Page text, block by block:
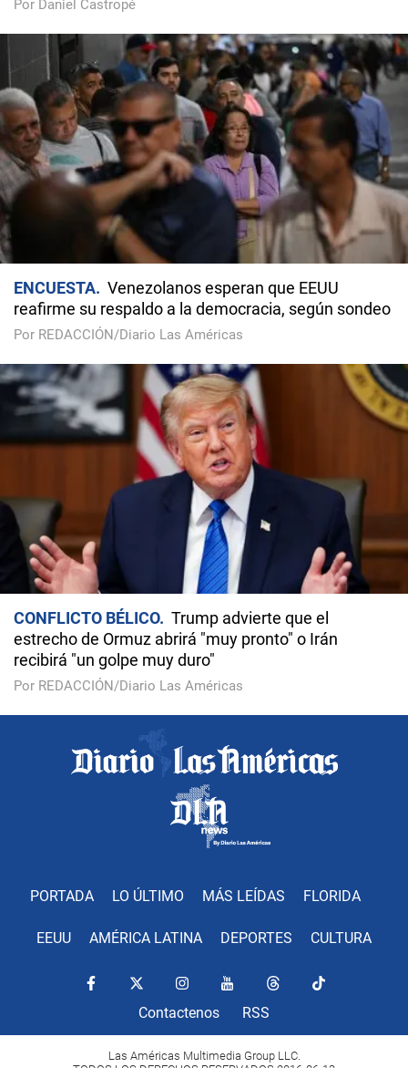
Por Daniel Castropé
ENCUESTA
Venezolanos esperan que EEUU
reafirme su respaldo a la democracia, según sondeo
Por REDACCIÓN/Diario Las Américas
CONFLICTO BÉLICO
Trump advierte que el
estrecho de Ormuz abrirá "muy pronto" o Irán
recibirá "un golpe muy duro"
Por REDACCIÓN/Diario Las Américas
PORTADA LO ÚLTIMO MÁS LEÍDAS FLORIDA
EEUU AMÉRICA LATINA DEPORTES CULTURA
Contactenos RSS
Las Américas Multimedia Group LLC.